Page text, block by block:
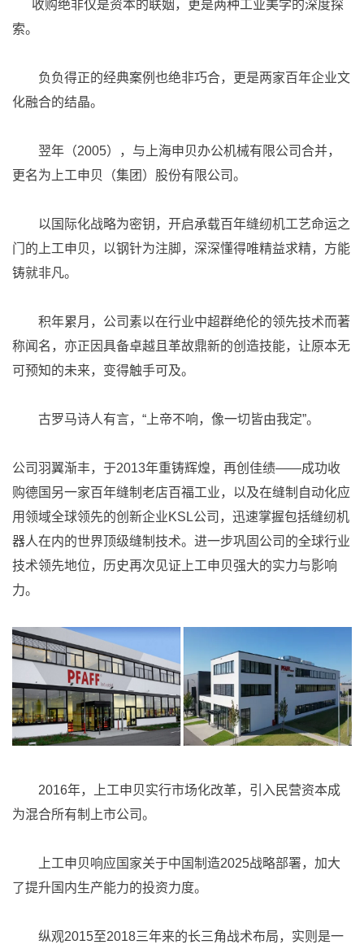
收购绝非仅是资本的联姻，更是两种工业美学的深度探
索。
负负得正的经典案例也绝非巧合，更是两家百年企业文
化融合的结晶。
翌年（2005），与上海申贝办公机械有限公司合并，
更名为上工申贝（集团）股份有限公司。
以国际化战略为密钥，开启承载百年缝纫机工艺命运之
门的上工申贝，以钢针为注脚，深深懂得唯精益求精，方能
铸就非凡。
积年累月，公司素以在行业中超群绝伦的领先技术而著
称闻名，亦正因具备卓越且革故鼎新的创造技能，让原本无
可预知的未来，变得触手可及。
古罗马诗人有言，“上帝不响，像一切皆由我定”。
公司羽翼渐丰，于2013年重铸辉煌，再创佳绩——成功收
购德国另一家百年缝制老店百福工业，以及在缝制自动化应
用领域全球领先的创新企业KSL公司，迅速掌握包括缝纫机
器人在内的世界顶级缝制技术。进一步巩固公司的全球行业
技术领先地位，历史再次见证上工申贝强大的实力与影响
力。
2016年，上工申贝实行市场化改革，引入民营资本成
为混合所有制上市公司。
上工申贝响应国家关于中国制造2025战略部署，加大
了提升国内生产能力的投资力度。
纵观2015至2018三年来的长三角战术布局，实则是一